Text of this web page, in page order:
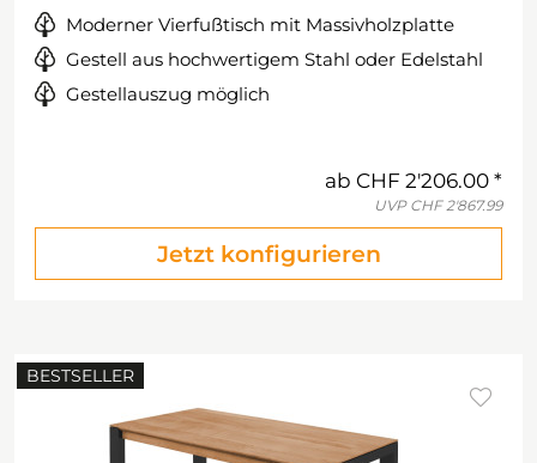
Moderner Vierfußtisch mit Massivholzplatte
Gestell aus hochwertigem Stahl oder Edelstahl
Gestellauszug möglich
ab CHF 2'206.00
UVP CHF 2'867.99
Jetzt konfigurieren
BESTSELLER